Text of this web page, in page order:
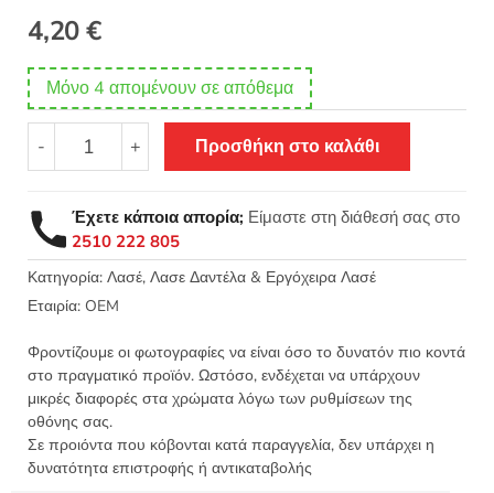
4,20€
Μόνο 4 απομένουν σε απόθεμα
-
Γωνία
λασέ
κεντημάτων
7εκ
Ανθρακί
-
κωδ
ποσότητα
+ Προσθήκη στο καλάθι
Έχετε κάποια απορία; Είμαστε στη διάθεσή σας στο
2510 222 805
Κατηγορία: Λασέ, Λασε Δαντέλα & Εργόχειρα Λασέ
Εταιρία: OEM
Φροντίζουμε οι φωτογραφίες να είναι όσο το δυνατόν πιο κοντά
στο πραγματικό προϊόν. Ωστόσο, ενδέχεται να υπάρχουν
μικρές διαφορές στα χρώματα λόγω των ρυθμίσεων της
οθόνης σας.
Σε προιόντα που κόβονται κατά παραγγελία, δεν υπάρχει η
δυνατότητα επιστροφής ή αντικαταβολής